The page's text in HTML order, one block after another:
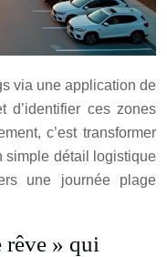
via une application de
d’identifier ces zones
c’est transformer
simple détail logistique
une journée plage
rêve » qui